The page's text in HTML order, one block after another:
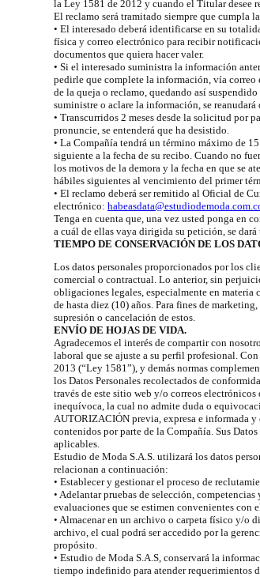
la Ley 1581 de 2012 y cuando el Titular desee
El reclamo será tramitado siempre que cumpla
• El interesado deberá identificarse en su
física y correo electrónico para recibir
documentos que quiera hacer valer.
• Si el interesado suministra la información
pedirle que complete la información, vía
de la queja o reclamo, quedando así
suministre o aclare la información, se
• Transcurridos 2 meses desde la solicitud por
pronuncie, se entenderá que ha desistido.
• La Compañía tendrá un término máximo de
siguiente a la fecha de su recibo. Cuando no
los motivos de la demora y la fecha en que se
hábiles siguientes al vencimiento del primer
• El reclamo deberá ser remitido al Oficial de
electrónico:
Tenga en cuenta que, una vez usted ponga en
a cuál de ellas vaya dirigida su petición, se
TIEMPO DE CONSERVACIÓN DE LOS
Los datos personales proporcionados por los
comercial o contractual. Lo anterior, sin
obligaciones legales, especialmente en
de hasta diez (10) años. Para fines de
supresión o cancelación de estos.
ENVÍO DE HOJAS DE VIDA.
Agradecemos el interés de compartir con
laboral que se ajuste a su perfil profesional.
2013 (“Ley 1581”), y demás normas
los Datos Personales recolectados de
través de este sitio web y/o correos
inequívoca, la cual no admite duda o
AUTORIZACIÓN previa, expresa e informada
contenidos por parte de la Compañía. Sus
aplicables.
Estudio de Moda S.A.S. utilizará los datos
relacionan a continuación:
• Establecer y gestionar el proceso de
• Adelantar pruebas de selección,
evaluaciones que se estimen convenientes
• Almacenar en un archivo o carpeta físico y/o
archivo, el cual podrá ser accedido por la
propósito.
• Estudio de Moda S.A.S, conservará la
tiempo indefinido para atender requerimientos